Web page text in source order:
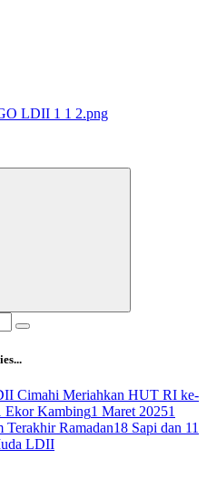
Cimahi Meriahkan HUT RI ke-
Ekor Kambing1 Maret 20251
Terakhir Ramadan18 Sapi dan 11
LDII